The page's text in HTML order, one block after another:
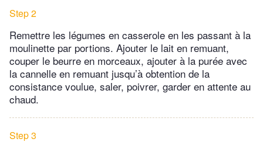
Step 2
Remettre les légumes en casserole en les passant à la
moulinette par portions. Ajouter le lait en remuant,
couper le beurre en morceaux, ajouter à la purée avec
la cannelle en remuant jusqu’à obtention de la
consistance voulue, saler, poivrer, garder en attente au
chaud.
Step 3